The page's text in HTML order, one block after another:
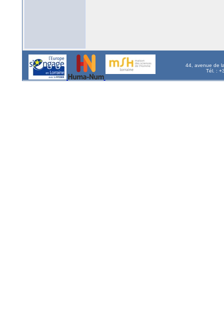
44, avenue de
Tél. :